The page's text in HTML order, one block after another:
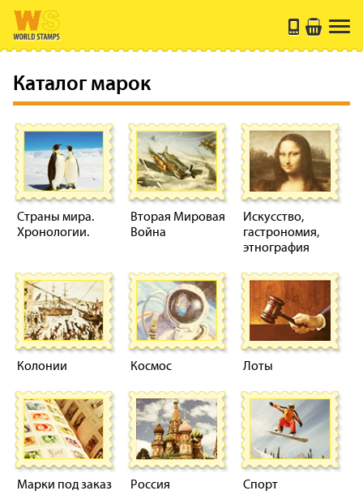
Каталог марок
Страны мира.
Хронологии.
Вторая Мировая
Война
Искусство,
гастрономия,
этнография
Колонии Космос Лоты
Марки под заказ Россия Спорт